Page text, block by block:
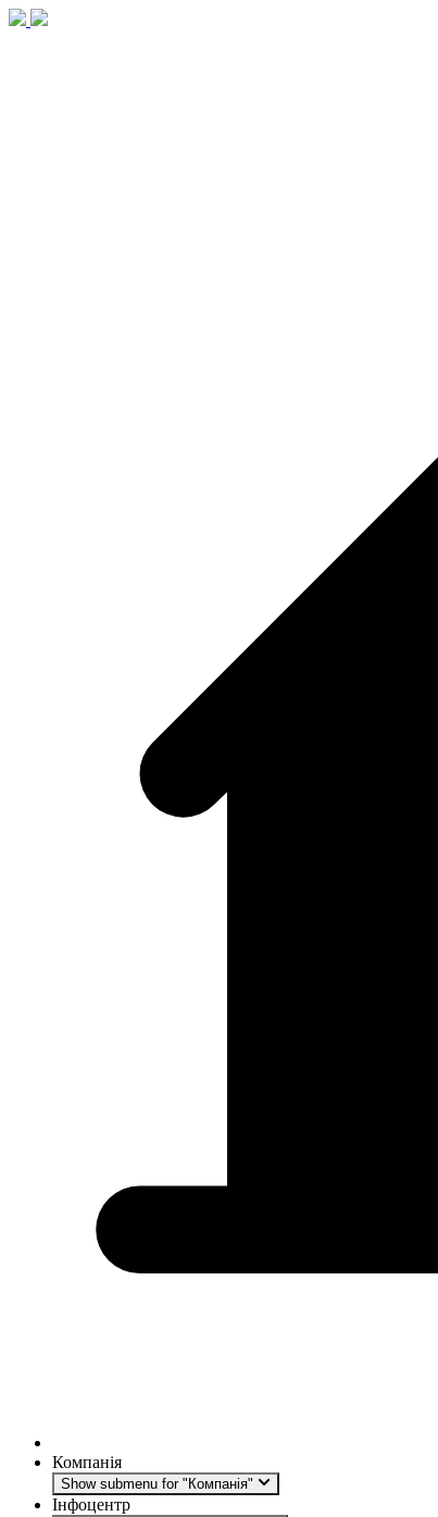
Компанія
Show submenu for "Компанія"
Інфоцентр